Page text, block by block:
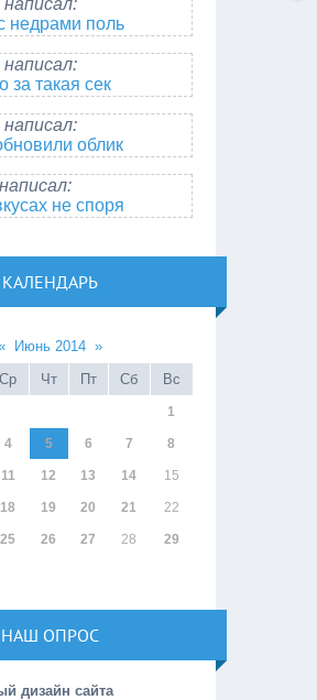
написал:
недрами поль
написал:
за такая сек
написал:
облик
написал:
не споря
КАЛЕНДАРЬ
Июнь 2014 »
Ср Чт Пт Сб Вс
1
4 5 6 7 8
11 12 13 14 15
18 19 20 21 22
25 26 27 28 29
НАШ ОПРОС
дизайн сайта